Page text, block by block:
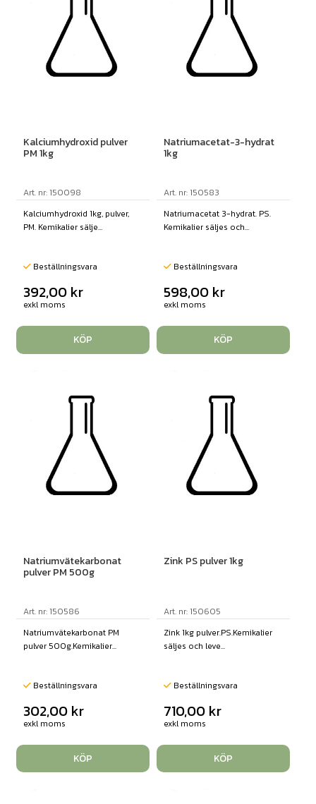
Kalciumhydroxid pulver
PM 1kg
Art. nr: 150098
Kalciumhydroxid 1kg, pulver,
PM. Kemikalier sälje...
Beställningsvara
392,00 kr
exkl moms
KÖP
Natriumacetat-3-hydrat
1kg
Art. nr: 150583
Natriumacetat 3-hydrat. PS.
Kemikalier säljes och...
Beställningsvara
598,00 kr
exkl moms
KÖP
Natriumvätekarbonat
pulver PM 500g
Art. nr: 150586
Natriumvätekarbonat PM
pulver 500g.Kemikalier...
Beställningsvara
302,00 kr
exkl moms
KÖP
Zink PS pulver 1kg
Art. nr: 150605
Zink 1kg pulver.PS.Kemikalier
säljes och leve...
Beställningsvara
710,00 kr
exkl moms
KÖP